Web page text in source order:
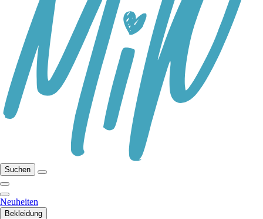
Suchen
Neuheiten
Bekleidung